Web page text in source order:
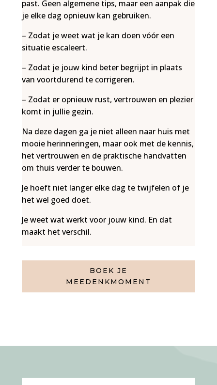
past. Geen algemene tips, maar een aanpak die
je elke dag opnieuw kan gebruiken.
– Zodat je weet wat je kan doen vóór een
situatie escaleert.
– Zodat je jouw kind beter begrijpt in plaats
van voortdurend te corrigeren.
– Zodat er opnieuw rust, vertrouwen en plezier
komt in jullie gezin.
Na deze dagen ga je niet alleen naar huis met
mooie herinneringen, maar ook met de kennis,
het vertrouwen en de praktische handvatten
om thuis verder te bouwen.
Je hoeft niet langer elke dag te twijfelen of je
het wel goed doet.
Je weet wat werkt voor jouw kind. En dat
maakt het verschil.
BOEK JE
MEEDENKMOMENT